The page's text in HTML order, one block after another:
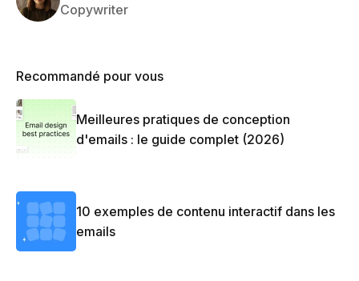
Copywriter
Recommandé pour vous
Meilleures pratiques de conception
d'emails : le guide complet (2026)
10 exemples de contenu interactif dans les
emails